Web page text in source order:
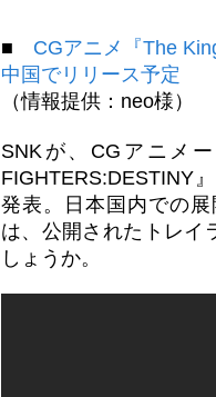
■ CGアニメ『The
中国でリリース予定
（情報提供：neo様）
SNKが、CGアニ
FIGHTERS:DESTINY
発表。日本国内での
は、公開されたトレイ
しょうか。